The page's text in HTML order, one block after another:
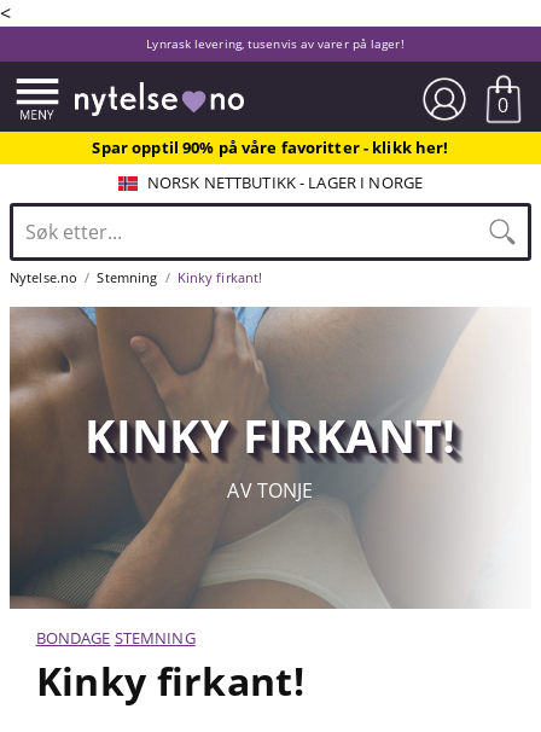
<
Lynrask levering, tusenvis av varer på lager!
0
Spar opptil 90% på våre favoritter - klikk her!
NORSK NETTBUTIKK - LAGER I NORGE
Nytelse.no Stemning Kinky firkant!
KINKY FIRKANT!
AV TONJE
BONDAGE STEMNING
Kinky firkant!